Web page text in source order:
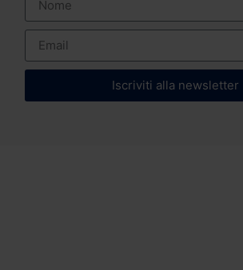
Iscriviti alla newsletter